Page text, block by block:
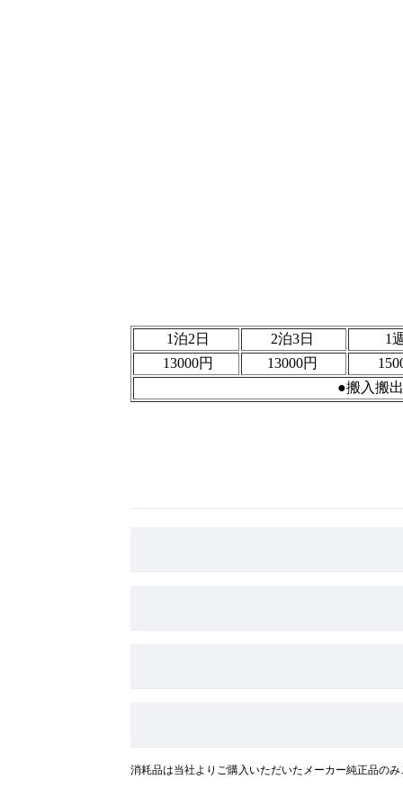
1泊2日 2泊3日
1
13000円
13000円
●搬入搬
消耗品は当社よりご購入いただいたメーカー純正品の